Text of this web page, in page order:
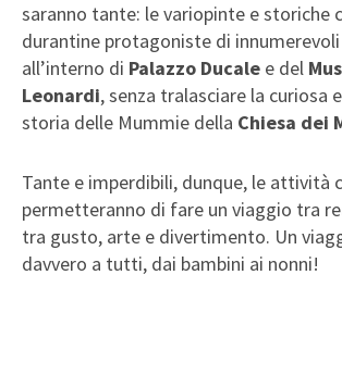
saranno tante: le variopinte e storiche
durantine protagoniste di
all’interno di Palazzo Ducale e del
Leonardi, senza tralasciare la curiosa
storia delle Mummie della Chiesa dei
Tante e imperdibili, dunque, le attività
permetteranno di fare un viaggio tra
tra gusto, arte e divertimento. Un
davvero a tutti, dai bambini ai nonni!